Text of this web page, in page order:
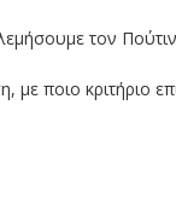
τον
ποιο κριτήριο